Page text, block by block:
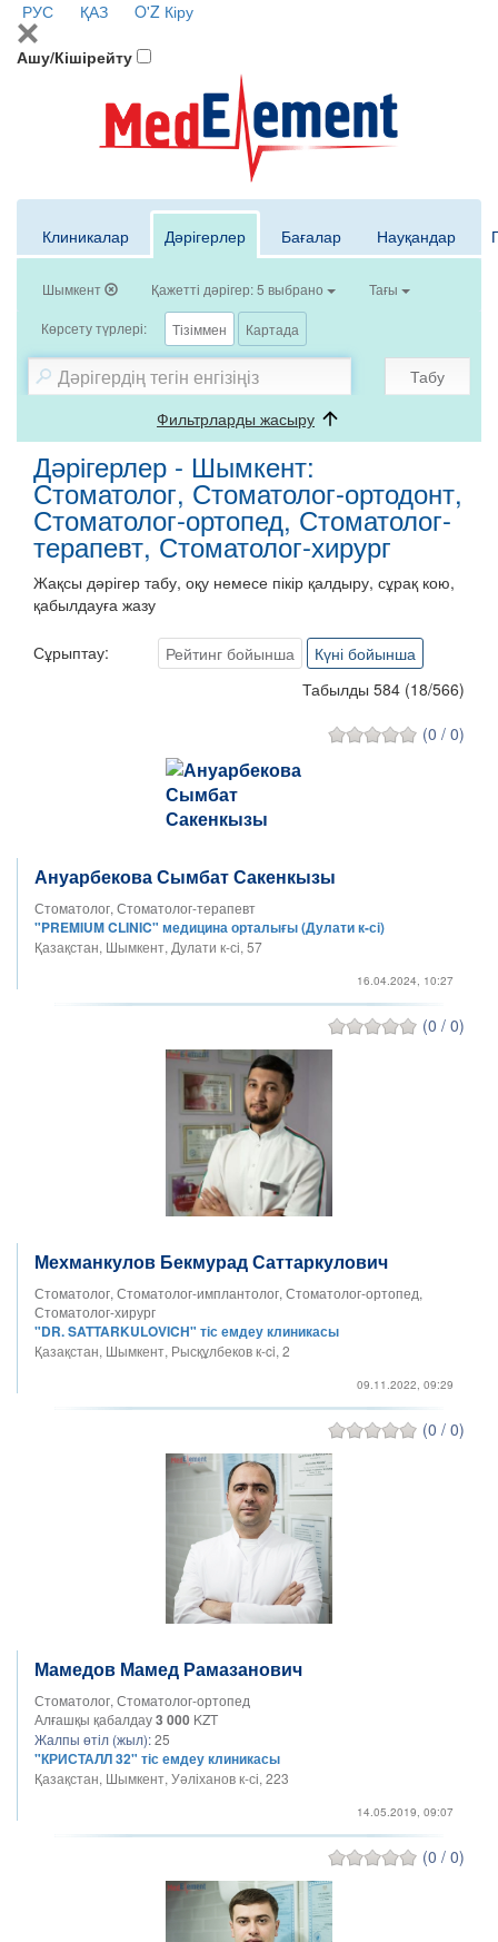
РУС ҚАЗ O'Z Кіру
Ашу/Кішірейту
Клиникалар Дәрігерлер Бағалар Науқандар
Шымкент Қажетті дәрігер: 5 выбрано Тағы
Көрсету түрлері: Тізіммен Картада
Табу
Фильтрларды жасыру
Дәрігерлер - Шымкент:
Стоматолог, Стоматолог-ортодонт,
Стоматолог-ортопед, Стоматолог-
терапевт, Стоматолог-хирург
Жақсы дәрігер табу, оқу немесе пікір қалдыру, сұрақ кою,
қабылдауға жазу
Сұрыптау: Рейтинг бойынша
Күні бойынша
Табылды 584 (18/566)
(0 / 0)
Ануарбекова Сымбат Сакенкызы
Стоматолог, Стоматолог-терапевт
"PREMIUM CLINIC" медицина орталығы (Дулати к-сі)
Қазақстан, Шымкент, Дулати к-сі, 57
16.04.2024, 10:27
(0 / 0)
Мехманкулов Бекмурад Саттаркулович
Стоматолог, Стоматолог-имплантолог, Стоматолог-ортопед,
Стоматолог-хирург
"DR. SATTARKULOVICH" тіс емдеу клиникасы
Қазақстан, Шымкент, Рысқұлбеков к-ci, 2​
09.11.2022, 09:29
(0 / 0)
Мамедов Мамед Рамазанович
Стоматолог, Стоматолог-ортопед
Алғашқы қабалдау3 000 KZT
Жалпы өтіл (жыл):25
"КРИСТАЛЛ 32" тіс емдеу клиникасы
Қазақстан, Шымкент, Уәліханов к-сі, 223
14.05.2019, 09:07
(0 / 0)